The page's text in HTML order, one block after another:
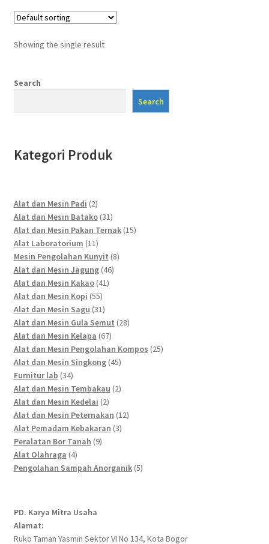
Showing the single result
Search
Search
Kategori Produk
Alat dan Mesin Padi 22
products
Alat dan Mesin Batako 3131
products
Alat dan Mesin Pakan Ternak 1515
Alat Laboratorium 1111
products
Mesin Pengolahan Kunyit 88
Alat dan Mesin Jagung 4646
Alat dan Mesin Kakao 4141
Alat dan Mesin Kopi 5555
products
Alat dan Mesin Sagu 3131
products
Alat dan Mesin Gula Semut 2828
Alat dan Mesin Kelapa 6767
products
Alat dan Mesin Pengolahan Kompos 2525
Alat dan Mesin Singkong 4545
Furnitur lab 3434
products
Alat dan Mesin Tembakau 22
Alat dan Mesin Kedelai 22
products
Alat dan Mesin Peternakan 1212
Alat Pemadam Kebakaran 33
Peralatan Bor Tanah 99
Alat Olahraga 44
products
Pengolahan Sampah Anorganik 55
PD. Karya Mitra Usaha
Alamat:
Ruko Taman Yasmin Sektor VI No 134, Kota Bogor